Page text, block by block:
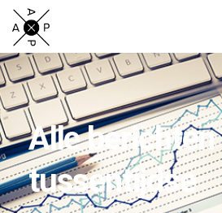
Alle
tussentijdse